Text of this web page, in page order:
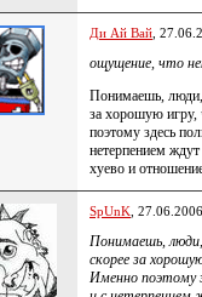
Ди Ай Вай ,
ощущение, что
Понимаешь, люди,
за хорошую
поэтому здесь
нетерпением
хуево и
SpUnK ,
Понимаешь,
скорее за
Именно поэтому